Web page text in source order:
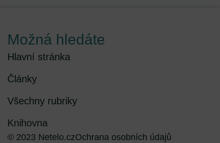
Možná hledáte
Hlavní stránka
Články
Všechny rubriky
Knihovna
© 2023 Netelo.czOchrana osobních údajů